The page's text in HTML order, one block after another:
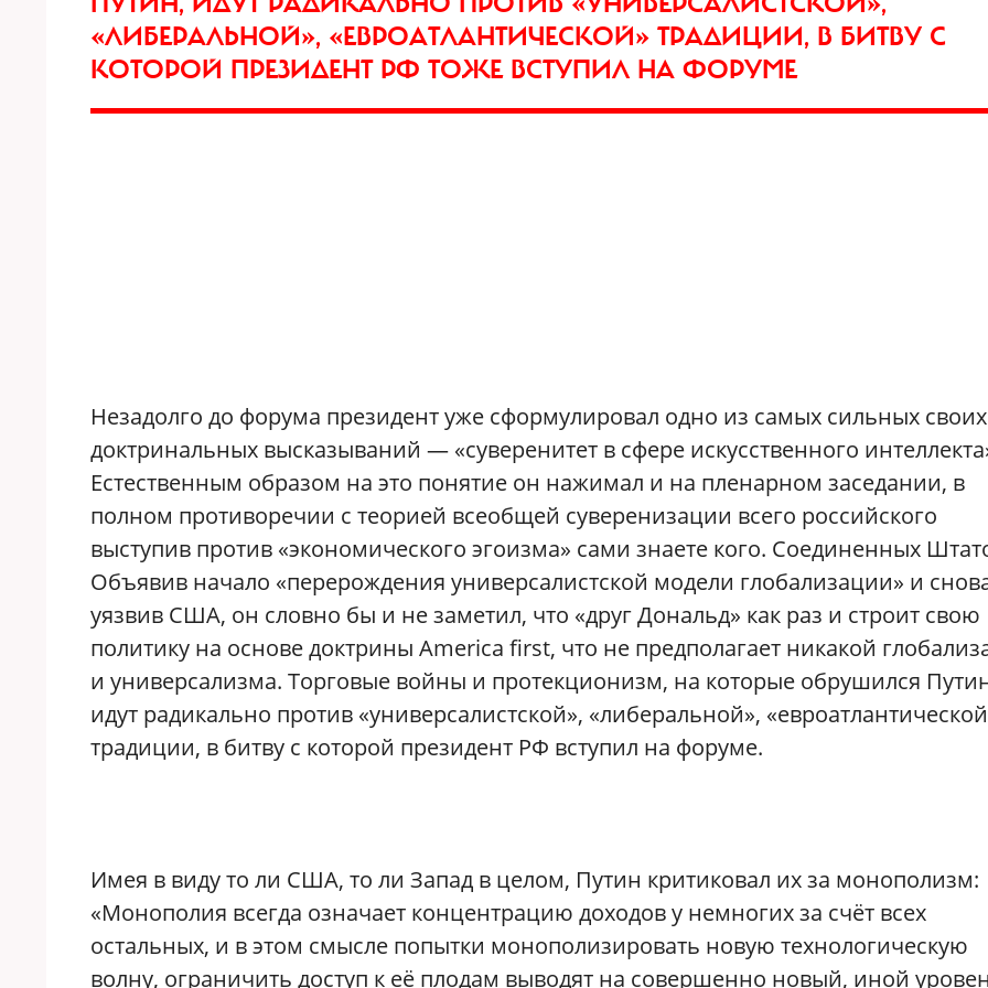
«ЛИБЕРАЛЬНОЙ», «ЕВРОАТЛАНТИЧЕСКОЙ» ТРАДИЦИИ, В БИТВУ С
КОТОРОЙ ПРЕЗИДЕНТ РФ ТОЖЕ ВСТУПИЛ НА ФОРУМЕ
Незадолго до форума президент уже сформулировал одно из самых сильных своих
доктринальных высказываний — «суверенитет в сфере искусственного
Естественным образом на это понятие он нажимал и на пленарном заседании, в
полном противоречии с теорией всеобщей суверенизации всего российского
выступив против «экономического эгоизма» сами знаете кого. Соединенных
Объявив начало «перерождения универсалистской модели глобализации» и
уязвив США, он словно бы и не заметил, что «друг Дональд» как раз и строит свою
политику на основе доктрины America first, что не предполагает никакой
и универсализма. Торговые войны и протекционизм, на которые обрушился
идут радикально против «универсалистской», «либеральной»,
традиции, в битву с которой президент РФ вступил на форуме.
Имея в виду то ли США, то ли Запад в целом, Путин критиковал их за монополизм:
«Монополия всегда означает концентрацию доходов у немногих за счёт всех
остальных, и в этом смысле попытки монополизировать новую технологическую
волну, ограничить доступ к её плодам выводят на совершенно новый, иной